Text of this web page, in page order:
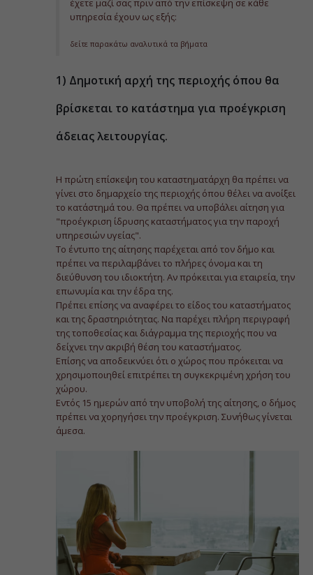
έχετε μαζί σας πριν από την επίσκεψη σε κάθε
υπηρεσία έχουν ως εξής:
δείτε παρακάτω αναλυτικά τα βήματα
1) Δημοτική αρχή της περιοχής όπου θα
βρίσκεται το κατάστημα για προέγκριση
άδειας λειτουργίας.
Η πρώτη επίσκεψη του καταστηματάρχη θα πρέπει να
γίνει στο δημαρχείο της περιοχής όπου θέλει να ανοίξει
το κατάστημά του. Θα πρέπει να υποβάλει αίτηση για
"προέγκριση ίδρυσης καταστήματος για την παροχή
υπηρεσιών υγείας".
Το έντυπο της αίτησης παρέχεται από τον δήμο και
πρέπει να περιλαμβάνει το πλήρες όνομα και τη
διεύθυνση του ιδιοκτήτη. Αν πρόκειται για εταιρεία, την
επωνυμία και την έδρα της.
Πρέπει επίσης να αναφέρει το είδος του καταστήματος
και της δραστηριότητας. Να παρέχει πλήρη περιγραφή
της τοποθεσίας και διάγραμμα της περιοχής που να
δείχνει την ακριβή θέση του καταστήματος.
Επίσης να αποδεικνύει ότι ο χώρος που πρόκειται να
χρησιμοποιηθεί επιτρέπει τη συγκεκριμένη χρήση του
χώρου.
Εντός 15 ημερών από την υποβολή της αίτησης, ο δήμος
πρέπει να χορηγήσει την προέγκριση. Συνήθως γίνεται
άμεσα.